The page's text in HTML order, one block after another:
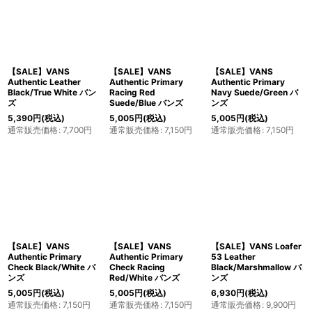
【SALE】VANS
Authentic Leather
Black/True White バン
ズ
5,390円(税込)
通常販売価格: 7,700円
【SALE】VANS
Authentic Primary
Racing Red
Suede/Blue バンズ
5,005円(税込)
通常販売価格: 7,150円
【SALE】VANS
Authentic Primary
Navy Suede/Green バ
ンズ
5,005円(税込)
通常販売価格: 7,150円
【SALE】VANS
Authentic Primary
Check Black/White バ
ンズ
5,005円(税込)
通常販売価格: 7,150円
【SALE】VANS
Authentic Primary
Check Racing
Red/White バンズ
5,005円(税込)
通常販売価格: 7,150円
【SALE】VANS Loafer
53 Leather
Black/Marshmallow バ
ンズ
6,930円(税込)
通常販売価格: 9,900円